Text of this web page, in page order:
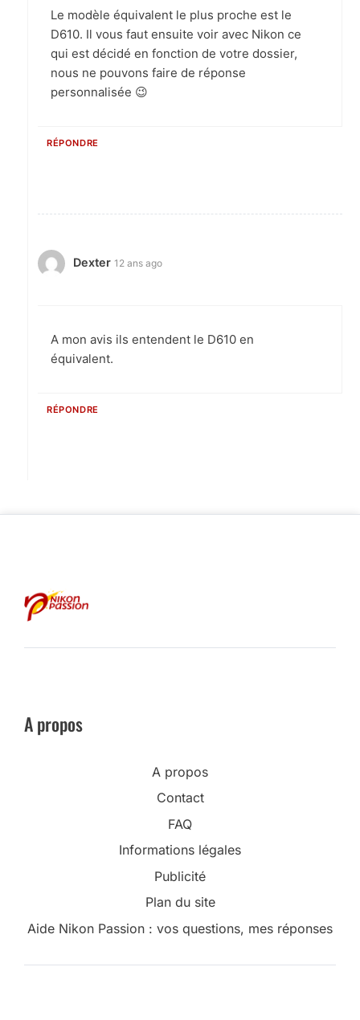
Le modèle équivalent le plus proche est le
D610. Il vous faut ensuite voir avec Nikon ce
qui est décidé en fonction de votre dossier,
nous ne pouvons faire de réponse
personnalisée 😉
RÉPONDRE
Dexter 12 ans ago
A mon avis ils entendent le D610 en
équivalent.
RÉPONDRE
A propos
A propos
Contact
FAQ
Informations légales
Publicité
Plan du site
Aide Nikon Passion : vos questions, mes réponses